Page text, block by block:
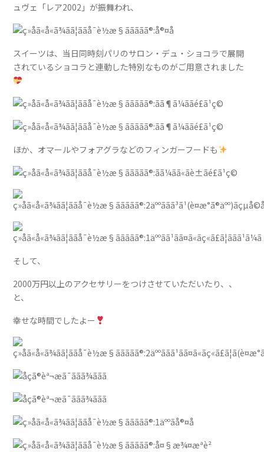
ュヴェ「レア2002」が振舞われ、
スイーツは、当日同時刻パリのサロン・デュ・ショコラで展開
されているショコラと連動した特別なものがご用意されました
ほか、オマールやフォアグラなどのフィンガーフードも
そして、
2000万円以上のアクセサリーをつけさせていただいたり、、
と、
幸せな時間でしたよー